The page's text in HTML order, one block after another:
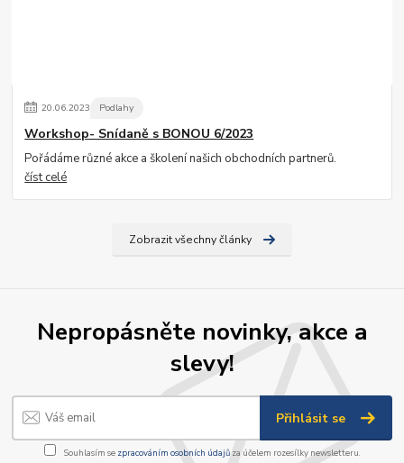
20.06.2023 Podlahy
Workshop- Snídaně s BONOU 6/2023
Pořádáme různé akce a školení našich obchodních partnerů.
číst celé
Zobrazit všechny články
Nepropásněte novinky, akce a
slevy!
Přihlásit se
Souhlasím se zpracováním osobních údajůza účelem rozesílky newsletteru.